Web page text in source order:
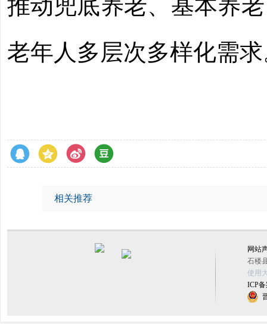
推动兜底养老、基本养
老年人多层次多样化需
相关推荐
网站
石楼
使用
ICP